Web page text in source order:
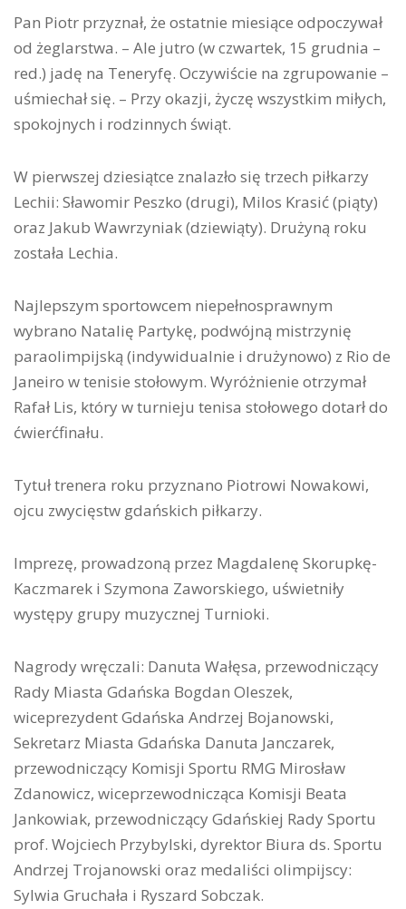
Pan Piotr przyznał, że ostatnie miesiące odpoczywał
od żeglarstwa. – Ale jutro (w czwartek, 15 grudnia –
red.) jadę na Teneryfę. Oczywiście na zgrupowanie –
uśmiechał się. – Przy okazji, życzę wszystkim miłych,
spokojnych i rodzinnych świąt.
W pierwszej dziesiątce znalazło się trzech piłkarzy
Lechii: Sławomir Peszko (drugi), Milos Krasić (piąty)
oraz Jakub Wawrzyniak (dziewiąty). Drużyną roku
została Lechia.
Najlepszym sportowcem niepełnosprawnym
wybrano Natalię Partykę, podwójną mistrzynię
paraolimpijską (indywidualnie i drużynowo) z Rio de
Janeiro w tenisie stołowym. Wyróżnienie otrzymał
Rafał Lis, który w turnieju tenisa stołowego dotarł do
ćwierćfinału.
Tytuł trenera roku przyznano Piotrowi Nowakowi,
ojcu zwycięstw gdańskich piłkarzy.
Imprezę, prowadzoną przez Magdalenę Skorupkę-
Kaczmarek i Szymona Zaworskiego, uświetniły
występy grupy muzycznej Turnioki.
Nagrody wręczali: Danuta Wałęsa, przewodniczący
Rady Miasta Gdańska Bogdan Oleszek,
wiceprezydent Gdańska Andrzej Bojanowski,
Sekretarz Miasta Gdańska Danuta Janczarek,
przewodniczący Komisji Sportu RMG Mirosław
Zdanowicz, wiceprzewodnicząca Komisji Beata
Jankowiak, przewodniczący Gdańskiej Rady Sportu
prof. Wojciech Przybylski, dyrektor Biura ds. Sportu
Andrzej Trojanowski oraz medaliści olimpijscy:
Sylwia Gruchała i Ryszard Sobczak.